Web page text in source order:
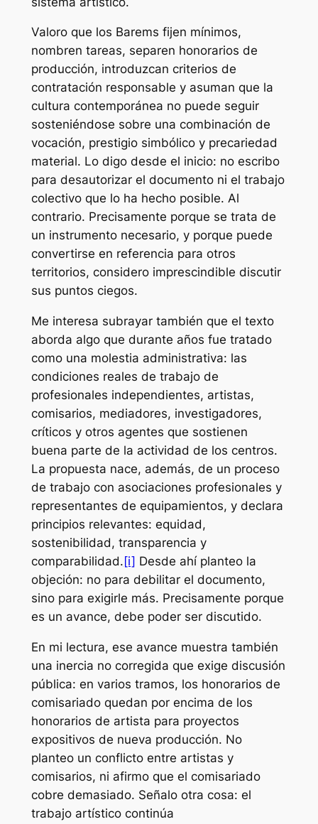
Valoro que los Barems fijen mínimos,
nombren tareas, separen honorarios de
producción, introduzcan criterios de
contratación responsable y asuman que la
cultura contemporánea no puede seguir
sosteniéndose sobre una combinación de
vocación, prestigio simbólico y precariedad
material. Lo digo desde el inicio: no escribo
para desautorizar el documento ni el trabajo
colectivo que lo ha hecho posible. Al
contrario. Precisamente porque se trata de
un instrumento necesario, y porque puede
convertirse en referencia para otros
territorios, considero imprescindible discutir
sus puntos ciegos.
Me interesa subrayar también que el texto
aborda algo que durante años fue tratado
como una molestia administrativa: las
condiciones reales de trabajo de
profesionales independientes, artistas,
comisarios, mediadores, investigadores,
críticos y otros agentes que sostienen
buena parte de la actividad de los centros.
La propuesta nace, además, de un proceso
de trabajo con asociaciones profesionales y
representantes de equipamientos, y declara
principios relevantes: equidad,
sostenibilidad, transparencia y
comparabilidad. [i] Desde ahí planteo la
objeción: no para debilitar el documento,
sino para exigirle más. Precisamente porque
es un avance, debe poder ser discutido.
En mi lectura, ese avance muestra también
una inercia no corregida que exige discusión
pública: en varios tramos, los honorarios de
comisariado quedan por encima de los
honorarios de artista para proyectos
expositivos de nueva producción. No
planteo un conflicto entre artistas y
comisarios, ni afirmo que el comisariado
cobre demasiado. Señalo otra cosa: el
trabajo artístico continúa